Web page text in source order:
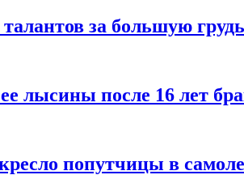
за большую грудь
лысины после 16 лет
попутчицы в